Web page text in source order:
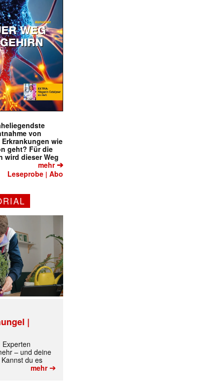
von
wie
geht? Für die
wird dieser Weg
mehr➔
Leseprobe |Abo
|
Experten
– und deine
du es
mehr➔